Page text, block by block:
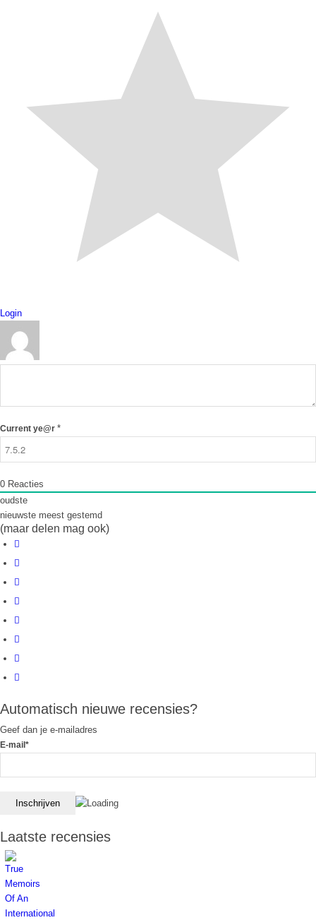
Login
Current ye@r *
0 Reacties
oudste
nieuwste meest gestemd
(maar delen mag ook)
Automatisch nieuwe recensies?
Geef dan je e-mailadres
E-mail*
Laatste recensies